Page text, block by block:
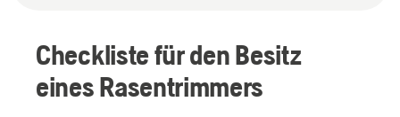
Checkliste für den Besitz
eines Rasentrimmers